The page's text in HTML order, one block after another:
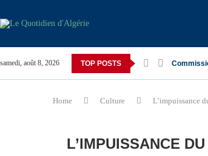
samedi, août 8, 2026 TOP POSTS
Home Culture L’impuissance
L’IMPUISSANCE